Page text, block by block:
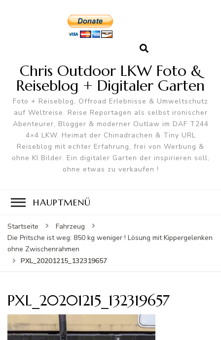
Chris Outdoor LKW Foto &
Reiseblog + Digitaler Garten
Foto + Reiseblog, Offroad Erlebnisse & Umweltschutz
auf Weltreise. Reise Reportagen als selbst ironischer
Abenteurer, Blogger & moderner Outlaw im DAF T244
4×4 LKW. Heimat der Chinadrachen & Tiny URL
Reiseblog mit echter Erfahrung, frei von Werbung &
ohne KI Bilder. Ein digitaler Garten der inspirieren soll,
ohne etwas zu verkaufen !
HAUPTMENÜ
Startseite
Fahrzeug
Die Pritsche ist weg: 850 kg weniger ! Lösung mit Kippergelenken
ohne Zwischenrahmen
PXL_20201215_132319657
PXL_20201215_132319657